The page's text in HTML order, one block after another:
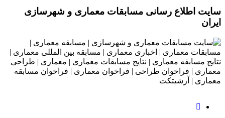
سایت اطلاع رسانی مسابقات معماری و شهرسازی
ایران